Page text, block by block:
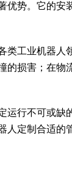
优势。它的
类工业机器
的损害；在
运行不可或
定制合适的